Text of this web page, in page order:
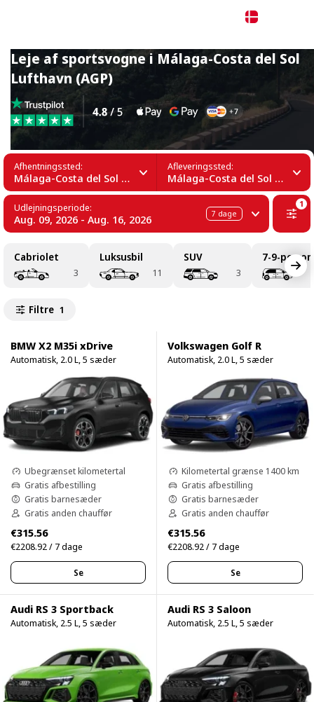
Leje af sportsvogne i Málaga-Costa del Sol
Lufthavn (AGP)
Afhentningssted:
Málaga-Costa del Sol Lufthavn (AGP)
Afleveringssted:
Málaga-Costa del Sol Lufthavn (AGP)
Udlejningsperiode:
Aug. 09, 2026 - Aug. 16, 2026 7 dage
1
Cabriolet
3
Luksusbil
11
SUV
3
7-9-
Filtre 1
BMW X2 M35i xDrive
Automatisk, 2.0 L, 5 sæder
Ubegrænset kilometertal
Gratis afbestilling
Gratis barnesæder
Gratis anden chauffør
€315.56
€2208.92 / 7 dage
Se
Volkswagen Golf R
Automatisk, 2.0 L, 5 sæder
Kilometertal grænse 1400 km
Gratis afbestilling
Gratis barnesæder
Gratis anden chauffør
€315.56
€2208.92 / 7 dage
Se
Audi RS 3 Sportback
Automatisk, 2.5 L, 5 sæder
Audi RS 3 Saloon
Automatisk, 2.5 L, 5 sæder